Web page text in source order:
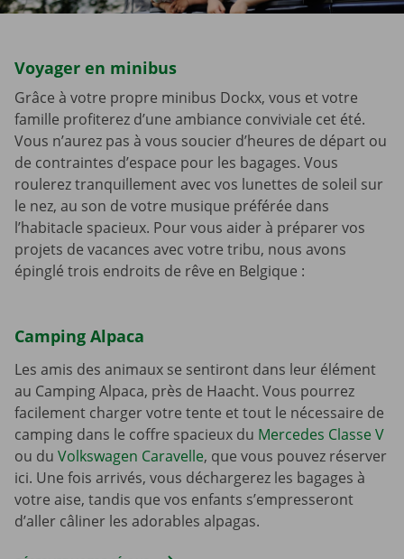
Voyager en minibus
Grâce à votre propre minibus Dockx, vous et votre
famille profiterez d’une ambiance conviviale cet été.
Vous n’aurez pas à vous soucier d’heures de départ ou
de contraintes d’espace pour les bagages. Vous
roulerez tranquillement avec vos lunettes de soleil sur
le nez, au son de votre musique préférée dans
l’habitacle spacieux. Pour vous aider à préparer vos
projets de vacances avec votre tribu, nous avons
épinglé trois endroits de rêve en Belgique :
Camping Alpaca
Les amis des animaux se sentiront dans leur élément
au Camping Alpaca, près de Haacht. Vous pourrez
facilement charger votre tente et tout le nécessaire de
camping dans le coffre spacieux du Mercedes Classe V
ou du Volkswagen Caravelle, que vous pouvez réserver
ici. Une fois arrivés, vous déchargerez les bagages à
votre aise, tandis que vos enfants s’empresseront
d’aller câliner les adorables alpagas.